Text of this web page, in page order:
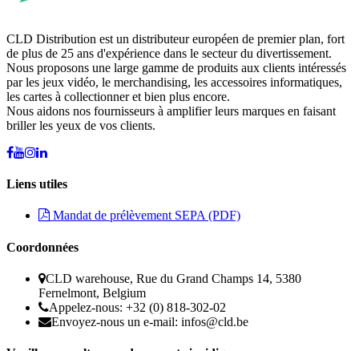
CLD Distribution est un distributeur européen de premier plan, fort
de plus de 25 ans d'expérience dans le secteur du divertissement.
Nous proposons une large gamme de produits aux clients intéressés
par les jeux vidéo, le merchandising, les accessoires informatiques,
les cartes à collectionner et bien plus encore.
Nous aidons nos fournisseurs à amplifier leurs marques en faisant
briller les yeux de vos clients.
Liens utiles
Mandat de prélèvement SEPA (PDF)
Coordonnées
CLD warehouse, Rue du Grand Champs 14, 5380
Fernelmont, Belgium
Appelez-nous: +32 (0) 818-302-02
Envoyez-nous un e-mail: infos@cld.be